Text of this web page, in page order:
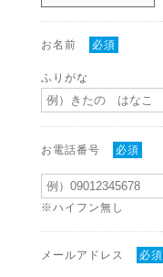
お名前 必須
ふりがな
お電話番号 必須
※ハイフン無し
メールアドレス 必須